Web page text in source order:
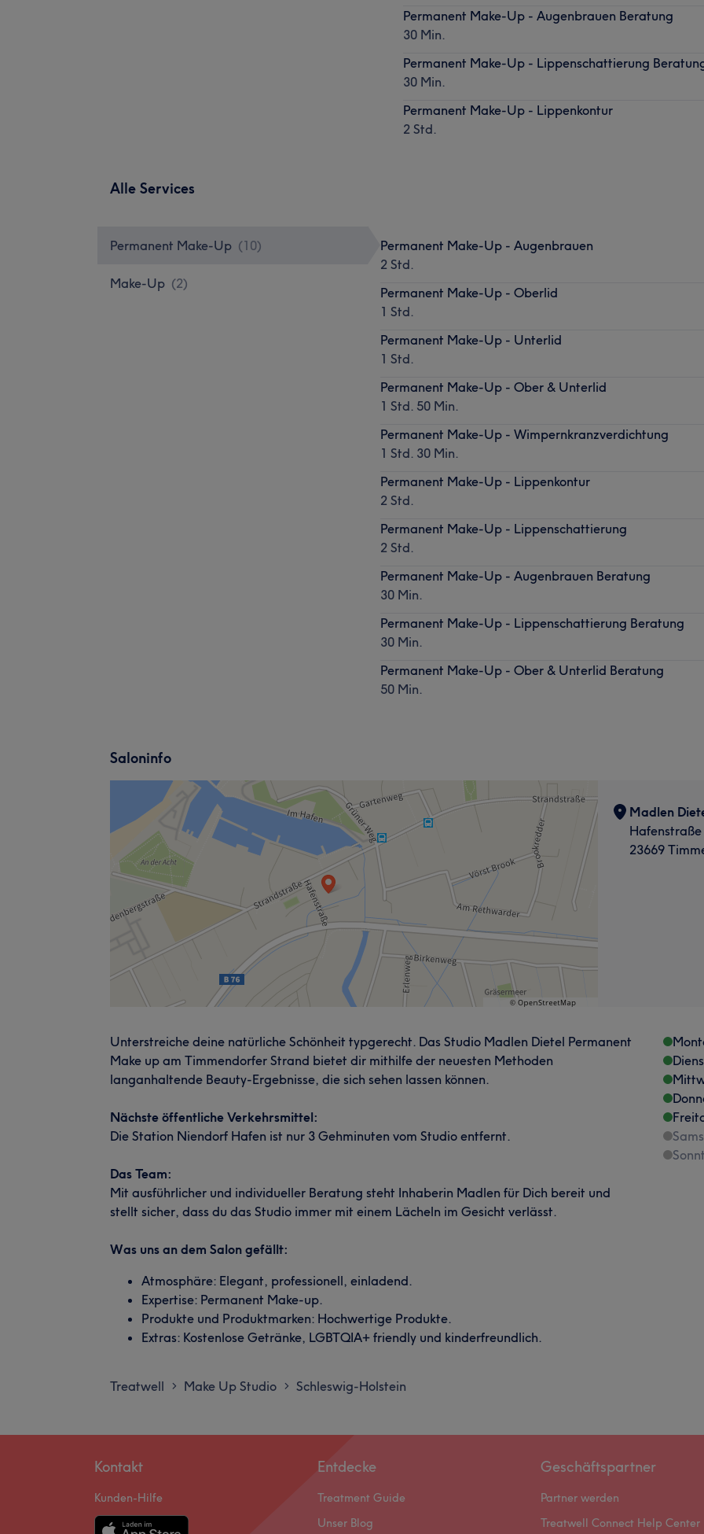
Permanent Make-Up - Augenbrauen Beratung
30 Min.
Permanent Make-Up - Lippenschattierung
30 Min.
Permanent Make-Up - Lippenkontur
2 Std.
Alle Services
Permanent Make-Up (10)
Make-Up (2)
Permanent Make-Up - Augenbrauen
2 Std.
Permanent Make-Up - Oberlid
1 Std.
Permanent Make-Up - Unterlid
1 Std.
Permanent Make-Up - Ober & Unterlid
1 Std. 50 Min.
Permanent Make-Up - Wimpernkranzverdichtung
1 Std. 30 Min.
Permanent Make-Up - Lippenkontur
2 Std.
Permanent Make-Up - Lippenschattierung
2 Std.
Permanent Make-Up - Augenbrauen Beratung
30 Min.
Permanent Make-Up - Lippenschattierung Beratung
30 Min.
Permanent Make-Up - Ober & Unterlid Beratung
50 Min.
Saloninfo
Madlen
Hafenstraße
23669
Unterstreiche deine natürliche Schönheit typgerecht. Das Studio Madlen Dietel Permanent
Make up am Timmendorfer Strand bietet dir mithilfe der neuesten Methoden
langanhaltende Beauty-Ergebnisse, die sich sehen lassen können.
Nächste öffentliche Verkehrsmittel:
Die Station Niendorf Hafen ist nur 3 Gehminuten vom Studio entfernt.
Das Team:
Mit ausführlicher und individueller Beratung steht Inhaberin Madlen für Dich bereit und
stellt sicher, dass du das Studio immer mit einem Lächeln im Gesicht verlässt.
Was uns an dem Salon gefällt:
Atmosphäre: Elegant, professionell, einladend.
Expertise: Permanent Make-up.
Produkte und Produktmarken: Hochwertige Produkte.
Extras: Kostenlose Getränke, LGBTQIA+ friendly und kinderfreundlich.
Treatwell > Make Up Studio > Schleswig-Holstein
Kontakt
Kunden-Hilfe
Entdecke
Treatment Guide
Unser Blog
Geschäftspartner
Partner werden
Treatwell Connect Help Center